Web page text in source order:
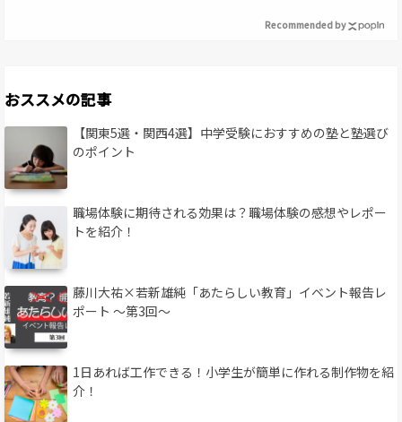
Recommended by
おススメの記事
【関東5選・関西4選】中学受験におすすめの塾と塾選び
のポイント
職場体験に期待される効果は？職場体験の感想やレポー
トを紹介！
藤川大祐×若新雄純「あたらしい教育」イベント報告レ
ポート 〜第3回〜
1日あれば工作できる！小学生が簡単に作れる制作物を紹
介！